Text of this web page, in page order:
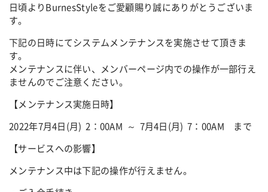
日頃よりBurnesStyleをご愛顧賜り誠にありがとうございま
す。
下記の日時にてシステムメンテナンスを実施させて頂きま
す。
メンテナンスに伴い、メンバーページ内での操作が一部行え
ませんのでご注意ください。
【メンテナンス実施日時】
2022年7月4日(月) 2：00AM ～ 7月4日(月) 7：00AM まで
【サービスへの影響】
メンテナンス中は下記の操作が行えません。